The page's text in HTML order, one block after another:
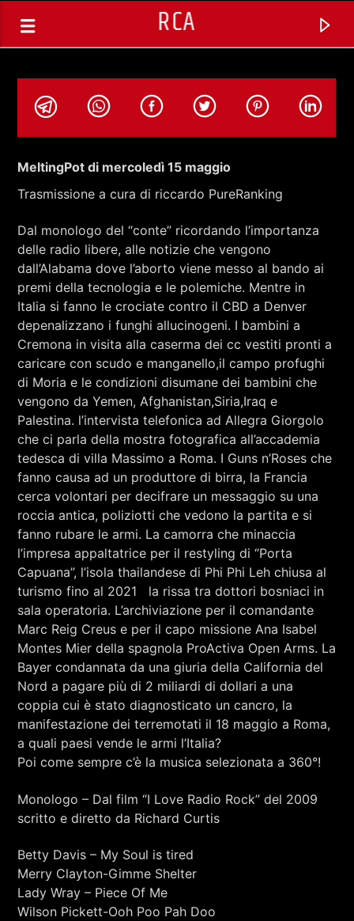
RCA
TRACCIA CORRENTE
DRIVE IN SATURDAY CON
ALESSANDRO SGRITTA ED EUGENIO
STEFANIZZI
RCA - Radio città aperta
+393401974468
Sostieni Radio Città Aperta
MeltingPot di mercoledì 15 maggio
Trasmissione a cura di riccardo PureRanking
Dal monologo del “conte” ricordando l’importanza
delle radio libere, alle notizie che vengono
dall’Alabama dove l’aborto viene messo al bando ai
premi della tecnologia e le polemiche. Mentre in
Italia si fanno le crociate contro il CBD a Denver
depenalizzano i funghi allucinogeni. I bambini a
Cremona in visita alla caserma dei cc vestiti pronti a
caricare con scudo e manganello,il campo profughi
di Moria e le condizioni disumane dei bambini che
vengono da Yemen, Afghanistan,Siria,Iraq e
Palestina. l’intervista telefonica ad Allegra Giorgolo
che ci parla della mostra fotografica all’accademia
tedesca di villa Massimo a Roma. I Guns n’Roses che
fanno causa ad un produttore di birra, la Francia
cerca volontari per decifrare un messaggio su una
roccia antica, poliziotti che vedono la partita e si
fanno rubare le armi. La camorra che minaccia
l’impresa appaltatrice per il restyling di “Porta
Capuana”, l’isola thailandese di Phi Phi Leh chiusa al
turismo fino al 2021 la rissa tra dottori bosniaci in
sala operatoria. L’archiviazione per il comandante
Marc Reig Creus e per il capo missione Ana Isabel
Montes Mier della spagnola ProActiva Open Arms. La
Bayer condannata da una giuria della California del
Nord a pagare più di 2 miliardi di dollari a una
coppia cui è stato diagnosticato un cancro, la
manifestazione dei terremotati il 18 maggio a Roma,
a quali paesi vende le armi l’Italia?
Poi come sempre c’è la musica selezionata a 360°!
Monologo – Dal film “I Love Radio Rock” del 2009
scritto e diretto da Richard Curtis
Betty Davis – My Soul is tired
Merry Clayton-Gimme Shelter
Lady Wray – Piece Of Me
Wilson Pickett-Ooh Poo Pah Doo